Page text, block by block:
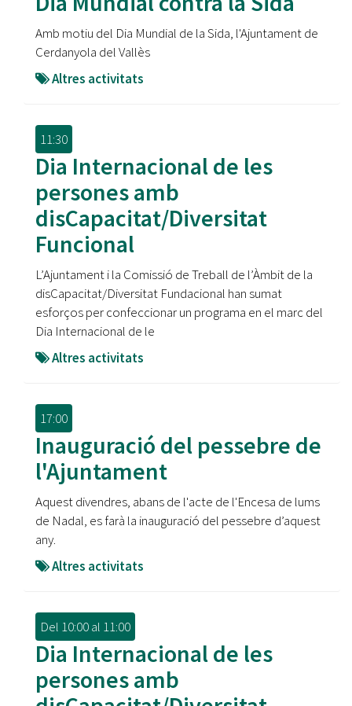
Amb motiu del Dia Mundial de la Sida, l'Ajuntament de
Cerdanyola del Vallès
Altres activitats
11:30
Dia Internacional de les
persones amb
disCapacitat/Diversitat
Funcional
L’Ajuntament i la Comissió de Treball de l’Àmbit de la
disCapacitat/Diversitat Fundacional han sumat
esforços per confeccionar un programa en el marc del
Dia Internacional de le
Altres activitats
17:00
Inauguració del pessebre de
l'Ajuntament
Aquest divendres, abans de l'acte de l'Encesa de lums
de Nadal, es farà la inauguració del pessebre d’aquest
any.
Altres activitats
Del 10:00al 11:00
Dia Internacional de les
persones amb